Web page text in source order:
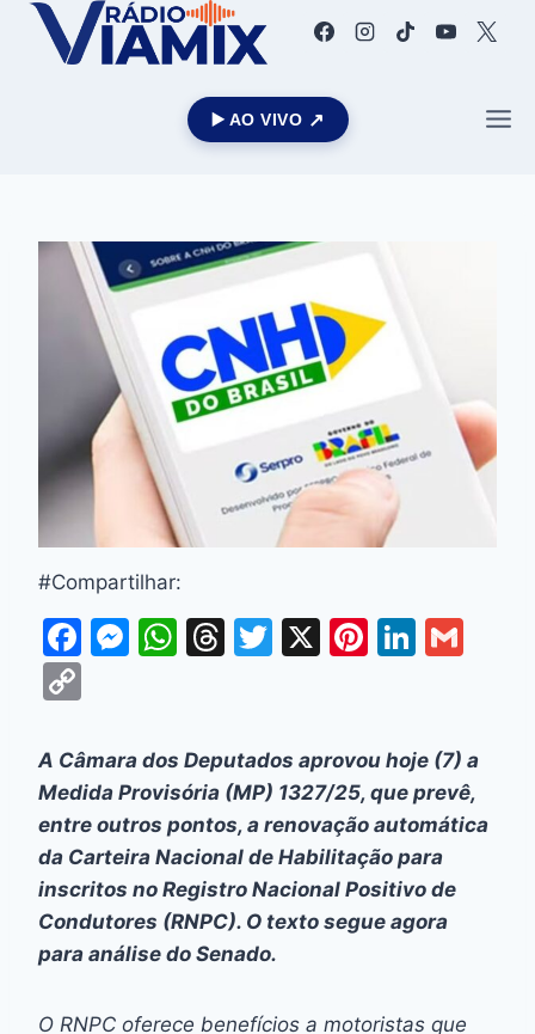
▶️ AO VIVO
#Compartilhar:
F
e
b
o
o
k
M
s
e
n
g
er
W
s
A
p
p
T
a
d
s
T
er
X
Pi
e
st
Li
e
dI
n
l
p
y
Li
n
k
A Câmara dos Deputados aprovou hoje (7) a
Medida Provisória (MP) 1327/25, que prevê,
entre outros pontos, a renovação automática
da Carteira Nacional de Habilitação para
inscritos no Registro Nacional Positivo de
Condutores (RNPC). O texto segue agora
para análise do Senado.
O RNPC oferece benefícios a motoristas que